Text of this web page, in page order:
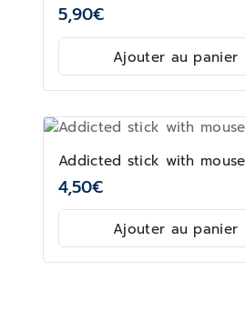
5,90€
Ajouter au panier
Addicted stick with mouse
4,50€
Ajouter au panier